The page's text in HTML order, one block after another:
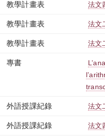
教學計畫表 法文
教學計畫表 法文
教學計畫表 法文
專書
外語授課紀錄 法文
外語授課紀錄 法文